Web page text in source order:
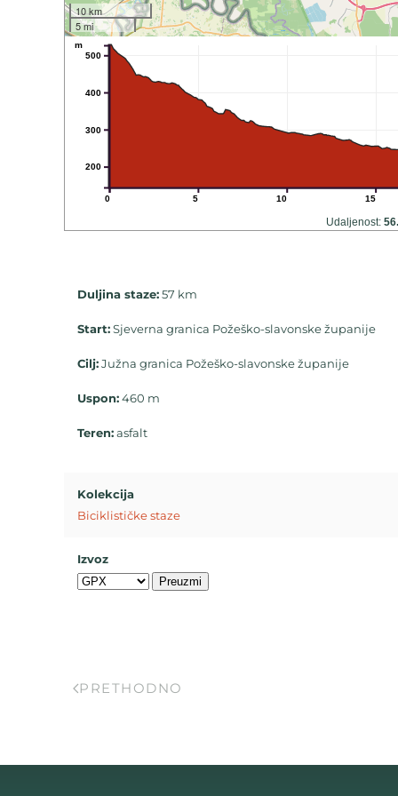
10 km
5 mi
0 5 10 15
200
300
400
500
m
Udaljenost:
Duljina staze: 57 km
Start: Sjeverna granica Požeško-slavonske županije
Cilj: Južna granica Požeško-slavonske županije
Uspon: 460 m
Teren: asfalt
Kolekcija
Biciklističke staze
Izvoz
PRETHODNO